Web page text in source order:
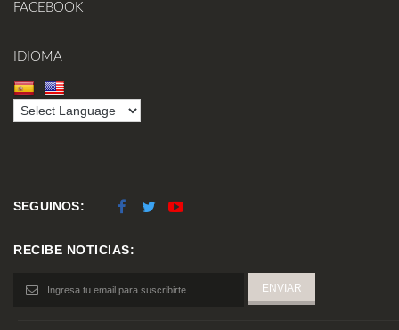
FACEBOOK
IDIOMA
SEGUINOS:
RECIBE NOTICIAS: